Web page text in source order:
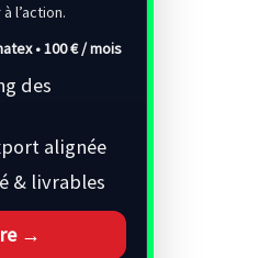
l’action.
•100 € / mois
des
alignée
& livrables
→